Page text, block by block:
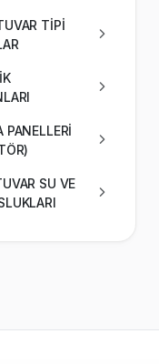
TİPİ
PANELLERİ
SU VE